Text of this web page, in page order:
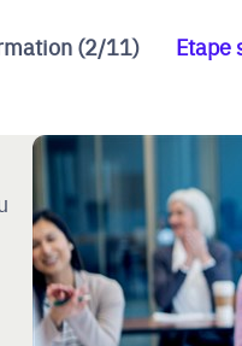
(2/11) Etape